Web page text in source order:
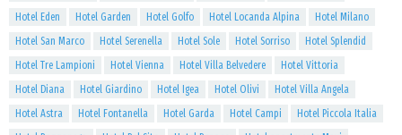
Hotel Eden
Hotel Garden Hotel Golfo Hotel Locanda Alpina
Hotel Milano
Hotel San Marco
Hotel Serenella Hotel Sole Hotel Sorriso
Hotel Splendid
Hotel Tre Lampioni
Hotel Vienna Hotel Villa Belvedere
Hotel Vittoria
Hotel Diana
Hotel Giardino Hotel Igea Hotel Olivi
Hotel Villa Angela
Hotel Astra
Hotel Fontanella Hotel Garda Hotel Campi
Hotel Piccola Italia